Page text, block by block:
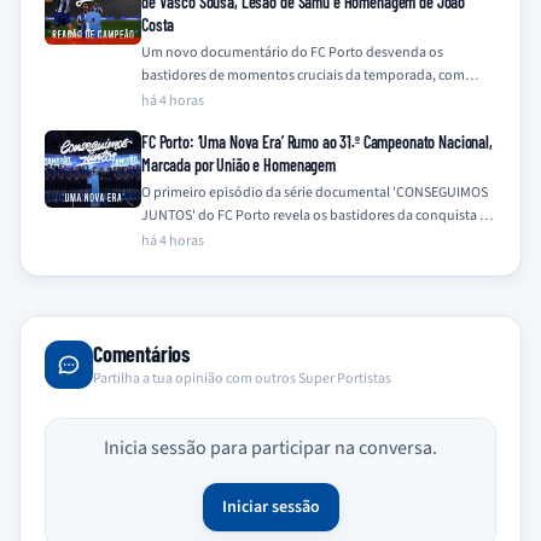
Costa
Um novo documentário do FC Porto desvenda os
bastidores de momentos cruciais da temporada, com
destaque para a emotiva recuperação de Vasco…
há 4 horas
FC Porto: ‘Uma Nova Era’ Rumo ao 31.º Campeonato Nacional,
Marcada por União e Homenagem
O primeiro episódio da série documental 'CONSEGUIMOS
JUNTOS' do FC Porto revela os bastidores da conquista do
31.º Campeonato Nacional na época…
há 4 horas
Comentários
Partilha a tua opinião com outros Super Portistas
Inicia sessão para participar na conversa.
Iniciar sessão